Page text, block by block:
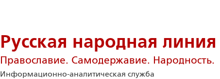
Русская народная линия
Православие. Самодержавие. Народность.
Информационно-аналитическая служба